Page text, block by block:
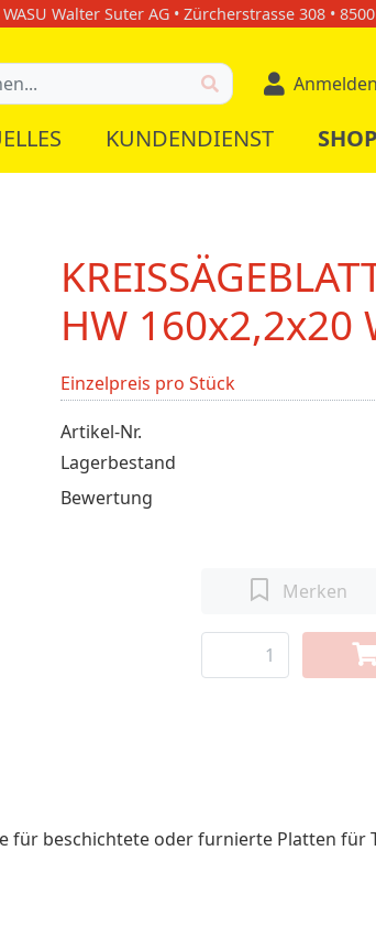
WASU Walter Suter AG • Zürcherstrasse 308 •
Anmelden
KUNDENDIENST SHOP
HW 160x2,2x20
Einzelpreis pro Stück
Artikel-Nr.
Lagerbestand
Bewertung
Merken
beschichtete oder furnierte Platten für TS